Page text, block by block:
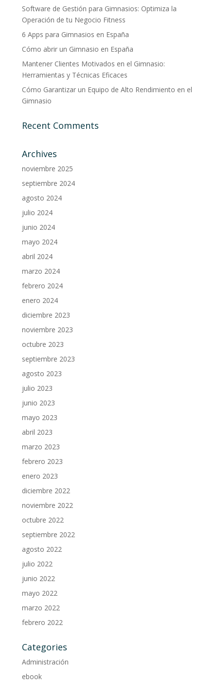
Software de Gestión para Gimnasios: Optimiza la
Operación de tu Negocio Fitness
6 Apps para Gimnasios en España
Cómo abrir un Gimnasio en España
Mantener Clientes Motivados en el Gimnasio:
Herramientas y Técnicas Eficaces
Cómo Garantizar un Equipo de Alto Rendimiento en el
Gimnasio
Recent Comments
Archives
noviembre 2025
septiembre 2024
agosto 2024
julio 2024
junio 2024
mayo 2024
abril 2024
marzo 2024
febrero 2024
enero 2024
diciembre 2023
noviembre 2023
octubre 2023
septiembre 2023
agosto 2023
julio 2023
junio 2023
mayo 2023
abril 2023
marzo 2023
febrero 2023
enero 2023
diciembre 2022
noviembre 2022
octubre 2022
septiembre 2022
agosto 2022
julio 2022
junio 2022
mayo 2022
marzo 2022
febrero 2022
Categories
Administración
ebook